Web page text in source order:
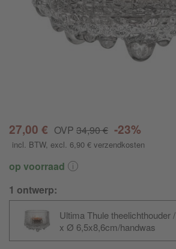
27,00 € OVP 34,90 € -23%
incl. BTW, excl. 6,90 € verzendkosten
op voorraad
1 ontwerp:
Ultima Thule theelichthouder
x Ø 6,5x8,6cm/handwas